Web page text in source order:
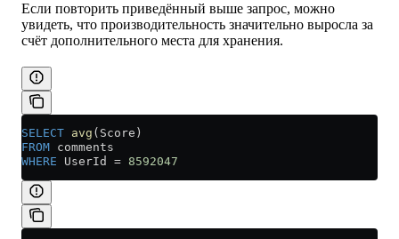
Если повторить приведённый выше запрос, можно
увидеть, что производительность значительно выросла за
счёт дополнительного места для хранения.
SELECT avg (Score)
FROM comments
WHERE UserId = 8592047